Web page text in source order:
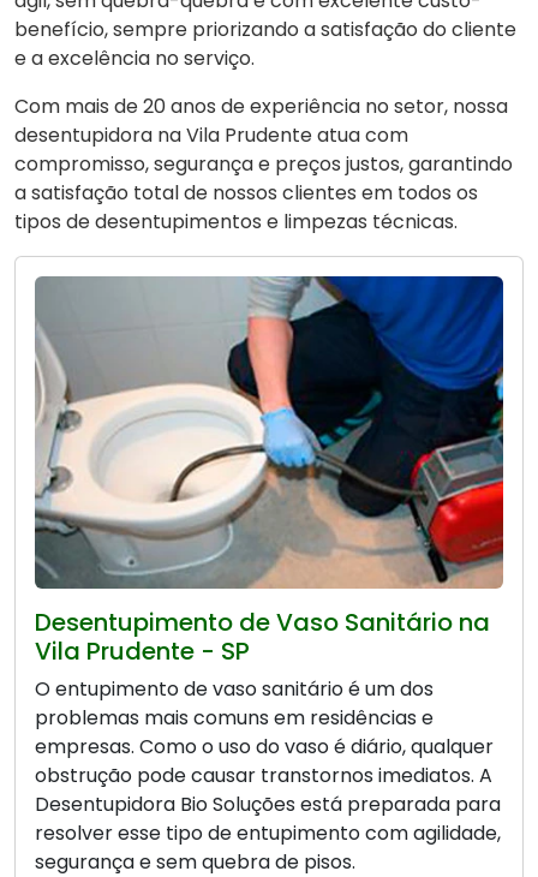
benefício, sempre priorizando a satisfação do cliente
e a excelência no serviço.
Com mais de 20 anos de experiência no setor, nossa
desentupidora na Vila Prudente atua com
compromisso, segurança e preços justos, garantindo
a satisfação total de nossos clientes em todos os
tipos de desentupimentos e limpezas técnicas.
Desentupimento de Vaso Sanitário na
Vila Prudente - SP
O entupimento de vaso sanitário é um dos
problemas mais comuns em residências e
empresas. Como o uso do vaso é diário, qualquer
obstrução pode causar transtornos imediatos. A
Desentupidora Bio Soluções está preparada para
resolver esse tipo de entupimento com agilidade,
segurança e sem quebra de pisos.